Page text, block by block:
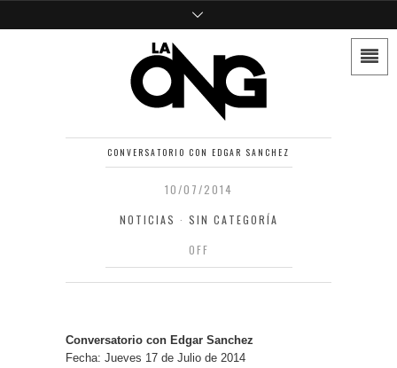
CONVERSATORIO CON EDGAR SANCHEZ
10/07/2014
NOTICIAS · SIN CATEGORÍA
OFF
Conversatorio con Edgar Sanchez
Fecha: Jueves 17 de Julio de 2014